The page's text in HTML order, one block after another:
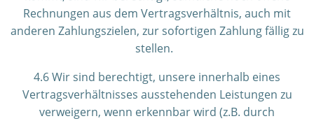
Rechnungen aus dem Vertragsverhältnis, auch mit
anderen Zahlungszielen, zur sofortigen Zahlung fällig zu
stellen.
4.6 Wir sind berechtigt, unsere innerhalb eines
Vertragsverhältnisses ausstehenden Leistungen zu
verweigern, wenn erkennbar wird (z.B. durch